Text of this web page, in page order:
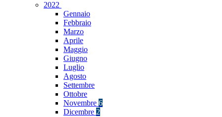
2022
Gennaio
Febbraio
Marzo
Aprile
Maggio
Giugno
Luglio
Agosto
Settembre
Ottobre
Novembre 6
Dicembre 2